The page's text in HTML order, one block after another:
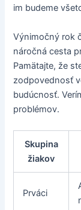
im budeme
Výnimočný rok
náročná cesta
Pamätajte, že
zodpovednosť
budúcnosť.
problémov.
Skupina
žiakov
Prváci